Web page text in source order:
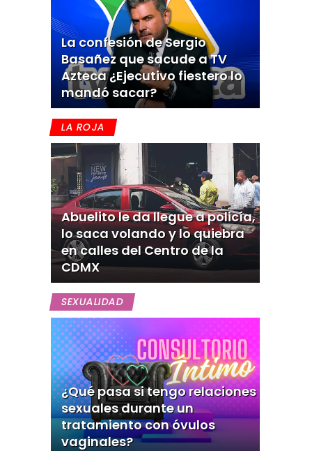
La confesión de Sergio
Basañez que sacude a TV
Azteca ¿Ejecutivo fiestero lo
mandó sacar?
LA ROJA
Abuelito le da llegue a policía,
lo saca volando y lo quiebra
en calles del Centro de la
CDMX
SEXUALIDAD
¿Qué pasa si tengo relaciones
sexuales durante un
tratamiento con óvulos
vaginales?